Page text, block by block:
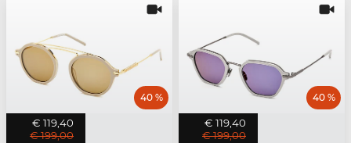
€ 119,40
€ 199,00
40 %
€ 119,40
€ 199,00
40 %